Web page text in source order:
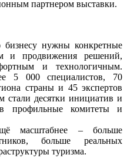
партнером выставки.
бизнесу нужны конкретные
и продвижения решений,
и технологичным.
5 000 специалистов, 70
страны и 45 экспертов
стали десятки инициатив и
профильные комитеты и
масштабнее – больше
больше реальных
туризма.